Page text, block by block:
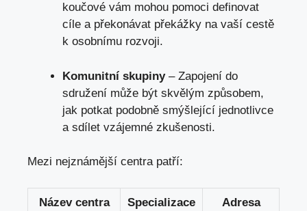
koučové vám mohou pomoci definovat
cíle a překonávat překážky na vaší cestě
k osobnímu rozvoji.
Komunitní skupiny– Zapojení do
sdružení může být skvělým způsobem,
jak potkat podobně smýšlející jednotlivce
a sdílet vzájemné zkušenosti.
Mezi nejznámější centra patří:
Název centra Specializace Adresa